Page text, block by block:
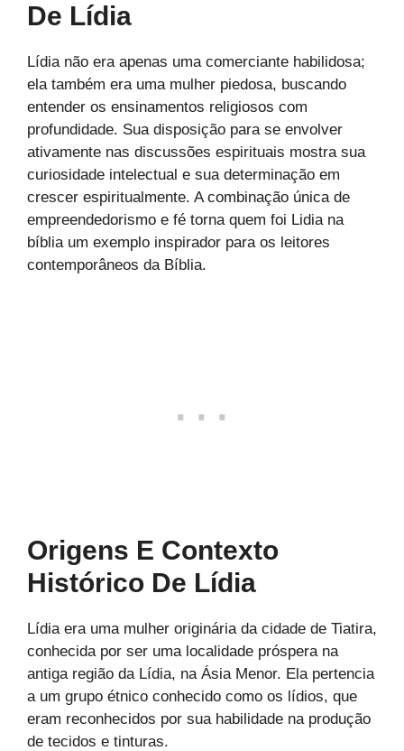
De Lídia
Lídia não era apenas uma comerciante habilidosa;
ela também era uma mulher piedosa, buscando
entender os ensinamentos religiosos com
profundidade. Sua disposição para se envolver
ativamente nas discussões espirituais mostra sua
curiosidade intelectual e sua determinação em
crescer espiritualmente. A combinação única de
empreendedorismo e fé torna quem foi Lidia na
bíblia um exemplo inspirador para os leitores
contemporâneos da Bíblia.
Origens E Contexto
Histórico De Lídia
Lídia era uma mulher originária da cidade de Tiatira,
conhecida por ser uma localidade próspera na
antiga região da Lídia, na Ásia Menor. Ela pertencia
a um grupo étnico conhecido como os lídios, que
eram reconhecidos por sua habilidade na produção
de tecidos e tinturas.